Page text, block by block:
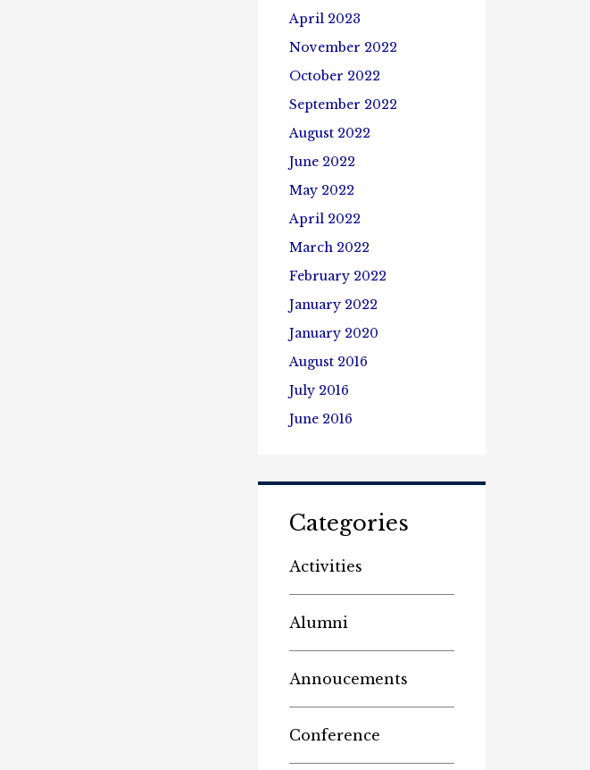
April 2023
November 2022
October 2022
September 2022
August 2022
June 2022
May 2022
April 2022
March 2022
February 2022
January 2022
January 2020
August 2016
July 2016
June 2016
Categories
Activities
Alumni
Annoucements
Conference